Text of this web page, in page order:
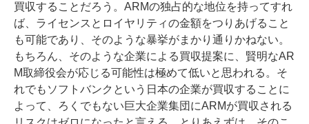
買収することだろう。ARMの独占的な地位を持ってすれ
ば、ライセンスとロイヤリティの金額をつりあげること
も可能であり、そのような暴挙がまかり通りかねない。
もちろん、そのような企業による買収提案に、賢明なAR
M取締役会が応じる可能性は極めて低いと思われる。そ
れでもソフトバンクという日本の企業が買収することに
よって、ろくでもない巨大企業集団にARMが買収される